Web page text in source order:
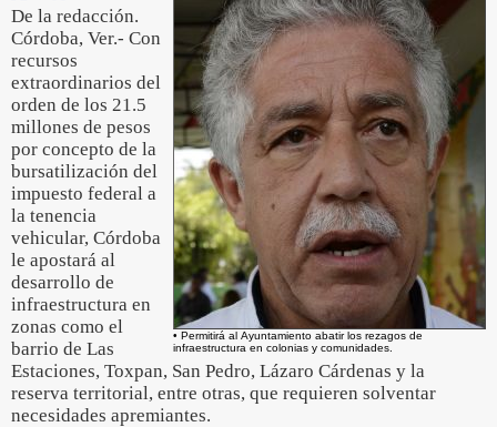
• Permitirá al Ayuntamiento abatir los rezagos de
infraestructura en colonias y comunidades.
De la redacción.
Córdoba, Ver.- Con
recursos
extraordinarios del
orden de los 21.5
millones de pesos
por concepto de la
bursatilización del
impuesto federal a
la tenencia
vehicular, Córdoba
le apostará al
desarrollo de
infraestructura en
zonas como el
barrio de Las
Estaciones, Toxpan, San Pedro, Lázaro Cárdenas y la
reserva territorial, entre otras, que requieren solventar
necesidades apremiantes.